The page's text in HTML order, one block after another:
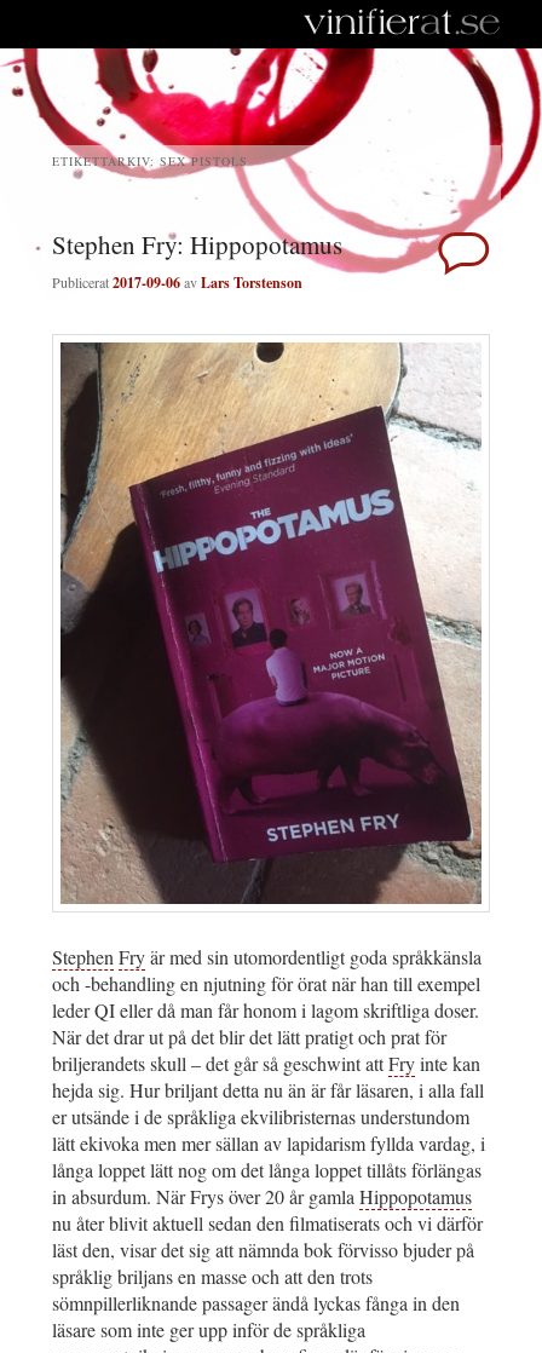
ETIKETTARKIV: SEX PISTOLS
Stephen Fry: Hippopotamus
Publicerat2017-09-06avLars Torstenson
Stephen Fryär med sin utomordentligt goda språkkänsla
och -behandling en njutning för örat när han till exempel
leder QI eller då man får honom i lagom skriftliga doser.
När det drar ut på det blir det lätt pratigt och prat för
briljerandets skull – det går så geschwint attFryinte kan
hejda sig. Hur briljant detta nu än är får läsaren, i alla fall
er utsände i de språkliga ekvilibristernas understundom
lätt ekivoka men mer sällan av lapidarism fyllda vardag, i
långa loppet lätt nog om det långa loppet tillåts förlängas
in absurdum. När Frys över 20 år gamla Hippopotamus
nu åter blivit aktuell sedan den filmatiserats och vi därför
läst den, visar det sig att nämnda bok förvisso bjuder på
språklig briljans en masse och att den trots
sömnpillerliknande passager ändå lyckas fånga in den
läsare som inte ger upp inför de språkliga